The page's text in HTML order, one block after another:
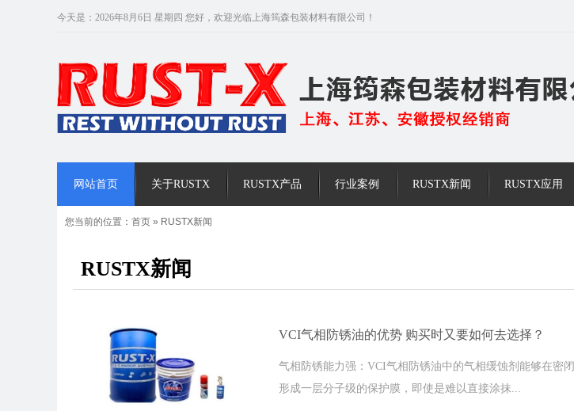
今天是：2026年8月6日 星期四 您好，欢迎光临上海筠森包装材料有限公司！
网站首页 关于RUSTX RUSTX产品 行业案例 RUSTX新闻 RUSTX应用
您当前的位置： 首页 » RUSTX新闻
RUSTX新闻
VCI气相防锈油的优势 购买时又要如何去选择？
气相防锈能力强：VCI气相防锈油中的气相缓蚀剂能够在密
形成一层分子级的保护膜，即使是难以直接涂抹...